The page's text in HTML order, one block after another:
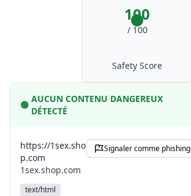
100
/ 100
Safety Score
🟢
AUCUN CONTENU DANGEREUX
DÉTECTÉ
https://1sex.sho
p.com
1sex.shop.com
text/html
Signaler comme phishing